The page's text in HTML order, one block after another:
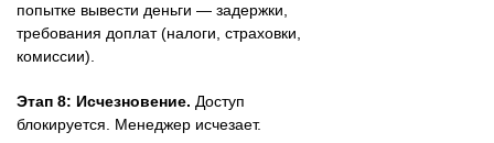
попытке вывести деньги — задержки,
требования доплат (налоги, страховки,
комиссии).
Этап 8: Исчезновение. Доступ
блокируется. Менеджер исчезает.